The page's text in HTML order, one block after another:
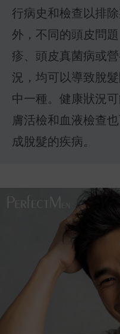
行病史和檢查以排
外，不同的頭皮問
疹、頭皮真菌病或
況，均可以導致脫髮
中一種。健康狀況
膚活檢和血液檢查
成脫髮的疾病。